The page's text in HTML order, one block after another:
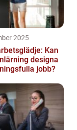
2025
Kan
designa
jobb?